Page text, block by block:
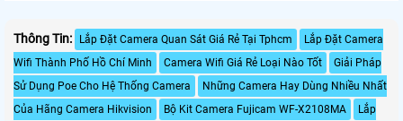
Thông Tin: Lắp Đặt Camera Quan Sát Giá Rẻ Tại Tphcm
Lắp Đặt Camera
Wifi Thành Phố Hồ Chí Minh
Camera Wifi Giá Rẻ Loại Nào Tốt
Giải Pháp
Sử Dụng Poe Cho Hệ Thống Camera
Những Camera Hay Dùng Nhiều Nhất
Của Hãng Camera Hikvision
Bộ Kit Camera Fujicam WF-X2108MA
Lắp